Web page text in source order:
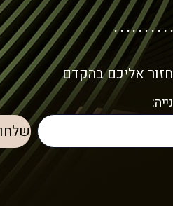
אליכם בהקדם